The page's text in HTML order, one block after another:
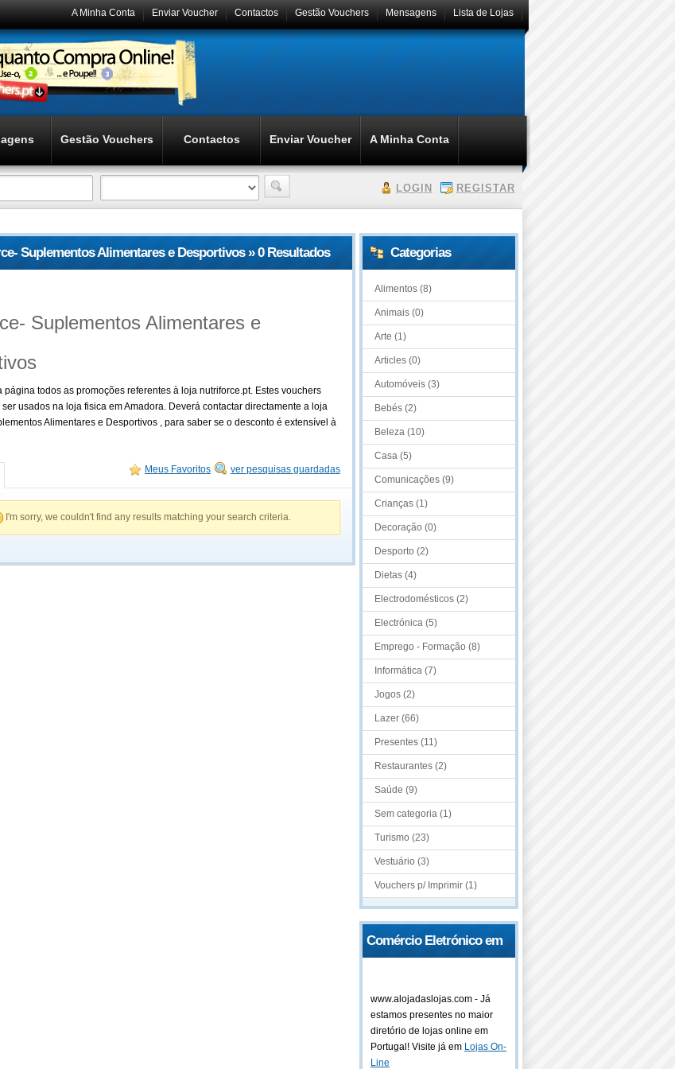
Lista de Lojas
Mensagens
Gestão Vouchers
Contactos
Enviar Voucher
A Minha Conta
Gestão Vouchers Contactos Enviar Voucher A Minha Conta
LOGIN REGISTAR
Suplementos Alimentares e Desportivos » 0 Resultados
Suplementos Alimentares e
página todos as promoções referentes à loja nutriforce.pt. Estes vouchers
usados na loja fisica em Amadora. Deverá contactar directamente a loja
Alimentares e Desportivos , para saber se o desconto é extensível à
ver pesquisas guardadas
Meus Favoritos
I'm sorry, we couldn't find any results matching your search criteria.
Categorias
Alimentos (8)
Animais (0)
Arte (1)
Articles (0)
Automóveis (3)
Bebés (2)
Beleza (10)
Casa (5)
Comunicações (9)
Crianças (1)
Decoração (0)
Desporto (2)
Dietas (4)
Electrodomésticos (2)
Electrónica (5)
Emprego - Formação (8)
Informática (7)
Jogos (2)
Lazer (66)
Presentes (11)
Restaurantes (2)
Saúde (9)
Sem categoria (1)
Turismo (23)
Vestuário (3)
Vouchers p/ Imprimir (1)
Comércio Eletrónico em
www.alojadaslojas.com - Já
estamos presentes no maior
diretório de lojas online em
Portugal! Visite já em Lojas On-
Line